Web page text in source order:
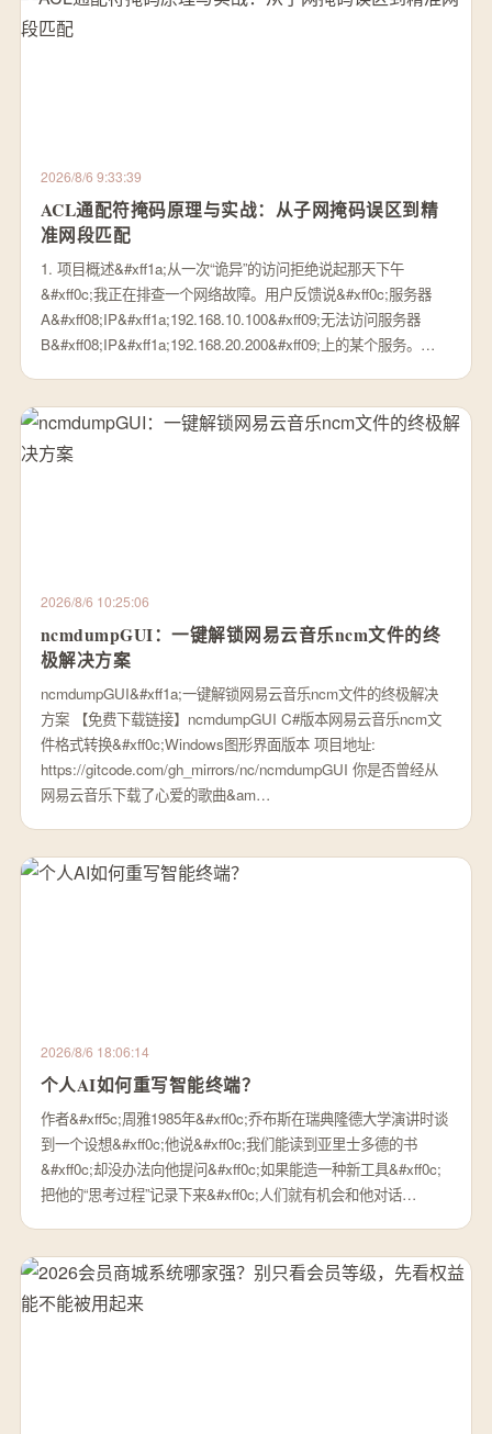
2026/8/6 9:33:39
ACL通配符掩码原理与实战：从子网掩码误区到精
准网段匹配
1. 项目概述&#xff1a;从一次“诡异”的访问拒绝说起那天下午
&#xff0c;我正在排查一个网络故障。用户反馈说&#xff0c;服务器
A&#xff08;IP&#xff1a;192.168.10.100&#xff09;无法访问服务器
B&#xff08;IP&#xff1a;192.168.20.200&#xff09;上的某个服务。…
2026/8/6 10:25:06
ncmdumpGUI：一键解锁网易云音乐ncm文件的终
极解决方案
ncmdumpGUI&#xff1a;一键解锁网易云音乐ncm文件的终极解决
方案 【免费下载链接】ncmdumpGUI C#版本网易云音乐ncm文
件格式转换&#xff0c;Windows图形界面版本 项目地址:
https://gitcode.com/gh_mirrors/nc/ncmdumpGUI 你是否曾经从
网易云音乐下载了心爱的歌曲&am…
2026/8/6 18:06:14
个人AI如何重写智能终端？
作者&#xff5c;周雅1985年&#xff0c;乔布斯在瑞典隆德大学演讲时谈
到一个设想&#xff0c;他说&#xff0c;我们能读到亚里士多德的书
&#xff0c;却没办法向他提问&#xff0c;如果能造一种新工具&#xff0c;
把他的“思考过程”记录下来&#xff0c;人们就有机会和他对话…